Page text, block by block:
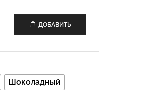
ДОБАВИТЬ
Шоколадный